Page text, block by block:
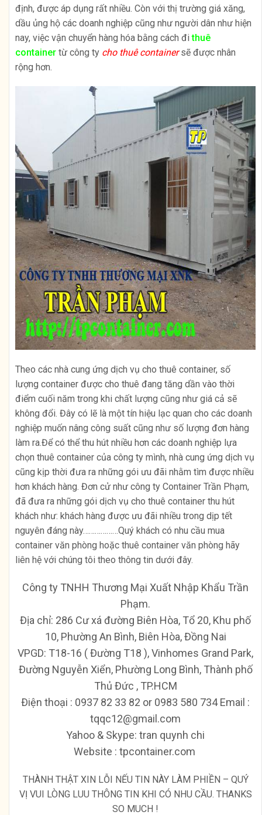
định, được áp dụng rất nhiều. Còn với thị trường giá xăng,
dầu ủng hộ các doanh nghiệp cũng như người dân như hiện
nay, việc vận chuyển hàng hóa bằng cách đithuê
container từ công ty cho thuê containersẽ được nhân
rộng hơn.
Theo các nhà cung ứng dịch vụ cho thuê container, số
lượng container được cho thuê đang tăng dần vào thời
điểm cuối năm trong khi chất lượng cũng như giá cả sẽ
không đổi. Đây có lẽ là một tín hiệu lạc quan cho các doanh
nghiệp muốn nâng công suất cũng như số lượng đơn hàng
làm ra.Để có thể thu hút nhiều hơn các doanh nghiệp lựa
chọn thuê container của công ty mình, nhà cung ứng dịch vụ
cũng kịp thời đưa ra những gói ưu đãi nhằm tìm được nhiều
hơn khách hàng. Đơn cử như công ty Container Trần Phạm,
đã đưa ra những gói dịch vụ cho thuê container thu hút
khách như: khách hàng được ưu đãi nhiều trong dịp tết
nguyên đáng này………………Quý khách có nhu cầu mua
container văn phòng hoặc thuê container văn phòng hãy
liên hệ với chúng tôi theo thông tin dưới đây.
Công ty TNHH Thương Mại Xuất Nhập Khẩu Trần
Phạm.
Địa chỉ: 286 Cư xá đường Biên Hòa, Tổ 20, Khu phố
10, Phường An Bình, Biên Hòa, Đồng Nai
VPGD: T18-16 ( Đường T18 ), Vinhomes Grand Park,
Đường Nguyễn Xiển, Phường Long Bình, Thành phố
Thủ Đức , TP.HCM
Ðiện thoại : 0937 82 33 82 or 0983 580 734 Email :
tqqc12@gmail.com
Yahoo & Skype: tran quynh chi
Website : tpcontainer.com
THÀNH THẬT XIN LỖI NẾU TIN NÀY LÀM PHIỀN – QUÝ
VỊ VUI LÒNG LUU THÔNG TIN KHI CÓ NHU CẦU. THANKS
SO MUCH !